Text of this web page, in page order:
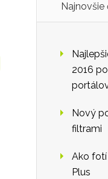
Najnovšie
2016
Nový
filtrami
Ako fotí
Plus